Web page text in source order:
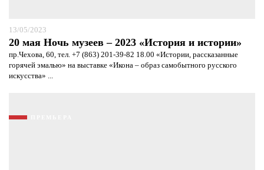
13/05/2023
20 мая Ночь музеев – 2023 «История и истории»
пр.Чехова, 60, тел. +7 (863) 201-39-82 18.00 «Истории, рассказанные
горячей эмалью» на выставке «Икона – образ самобытного русского
искусства» ...